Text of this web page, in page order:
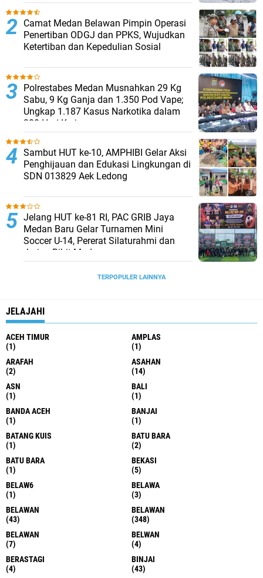
Camat Medan Belawan Pimpin Operasi
Penertiban ODGJ dan PPKS, Wujudkan
Ketertiban dan Kepedulian Sosial
Polrestabes Medan Musnahkan 29 Kg
Sabu, 9 Kg Ganja dan 1.350 Pod Vape;
Ungkap 1.187 Kasus Narkotika dalam
300 Hari Kerja
Sambut HUT ke-10, AMPHIBI Gelar Aksi
Penghijauan dan Edukasi Lingkungan di
SDN 013829 Aek Ledong
Jelang HUT ke-81 RI, PAC GRIB Jaya
Medan Baru Gelar Turnamen Mini
Soccer U-14, Pererat Silaturahmi dan
Jaring Bibit Muda
TERPOPULER LAINNYA
JELAJAHI
ACEH TIMUR
(1)
AMPLAS
(1)
ARAFAH
(2)
ASAHAN
(14)
ASN
(1)
BALI
(1)
BANDA ACEH
(1)
BANJAI
(1)
BATANG KUIS
(1)
BATU BARA
(2)
BATU BARA
(1)
BEKASI
(5)
BELAW6
(1)
BELAWA
(3)
BELAWAN
(43)
BELAWAN
(348)
BELAWAN
(7)
BELWAN
(4)
BERASTAGI
(4)
BINJAI
(43)